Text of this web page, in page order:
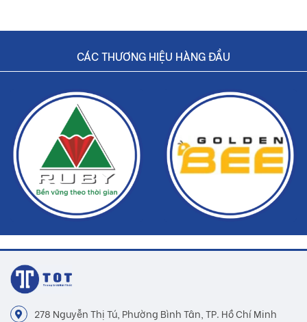
CÁC THƯƠNG HIỆU HÀNG ĐẦU
278 Nguyễn Thị Tú, Phường Bình Tân, TP. Hồ Chí Minh